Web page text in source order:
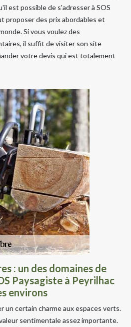
est possible de s'adresser à SOS
proposer des prix abordables et
Si vous voulez des
il suffit de visiter son site
votre devis qui est totalement
: un des domaines de
Paysagiste à Peyrilhac
environs
un certain charme aux espaces verts.
sentimentale assez importante.